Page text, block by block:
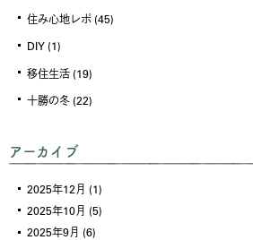
住み心地レポ (45)
DIY (1)
移住生活 (19)
十勝の冬 (22)
アーカイブ
2025年12月 (1)
2025年10月 (5)
2025年9月 (6)